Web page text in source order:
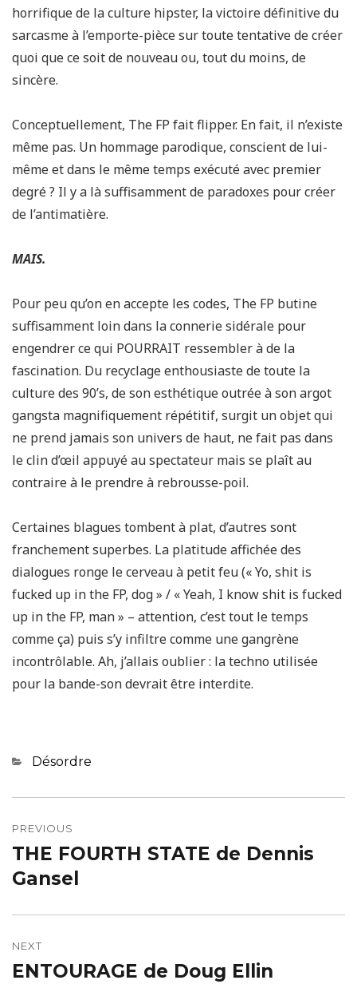
horrifique de la culture hipster, la victoire définitive du
sarcasme à l’emporte-pièce sur toute tentative de créer
quoi que ce soit de nouveau ou, tout du moins, de
sincère.
Conceptuellement, The FP fait flipper. En fait, il n’existe
même pas. Un hommage parodique, conscient de lui-
même et dans le même temps exécuté avec premier
degré ? Il y a là suffisamment de paradoxes pour créer
de l’antimatière.
MAIS.
Pour peu qu’on en accepte les codes, The FP butine
suffisamment loin dans la connerie sidérale pour
engendrer ce qui POURRAIT ressembler à de la
fascination. Du recyclage enthousiaste de toute la
culture des 90’s, de son esthétique outrée à son argot
gangsta magnifiquement répétitif, surgit un objet qui
ne prend jamais son univers de haut, ne fait pas dans
le clin d’œil appuyé au spectateur mais se plaît au
contraire à le prendre à rebrousse-poil.
Certaines blagues tombent à plat, d’autres sont
franchement superbes. La platitude affichée des
dialogues ronge le cerveau à petit feu (« Yo, shit is
fucked up in the FP, dog » / « Yeah, I know shit is fucked
up in the FP, man » – attention, c’est tout le temps
comme ça) puis s’y infiltre comme une gangrène
incontrôlable. Ah, j’allais oublier : la techno utilisée
pour la bande-son devrait être interdite.
Categories
Désordre
de
l’article
PREVIOUS
Previous
post:
THE FOURTH STATE de Dennis
Gansel
NEXT
Next
ENTOURAGE de Doug Ellin